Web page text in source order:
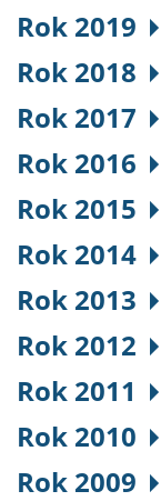
Rok 2019
Rok 2018
Rok 2017
Rok 2016
Rok 2015
Rok 2014
Rok 2013
Rok 2012
Rok 2011
Rok 2010
Rok 2009